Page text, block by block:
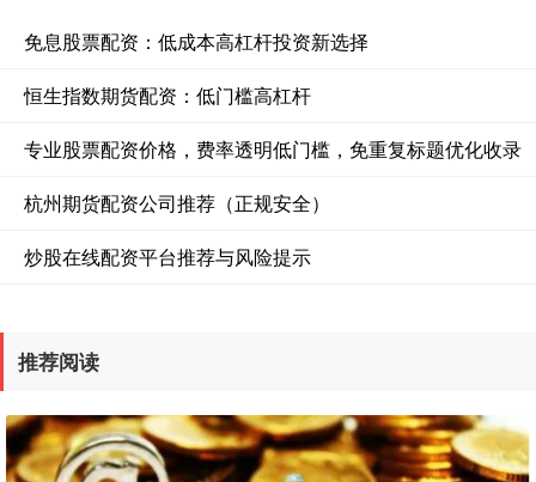
免息股票配资：低成本高杠杆投资新选择
恒生指数期货配资：低门槛高杠杆
专业股票配资价格，费率透明低门槛，免重复标题优化收录
杭州期货配资公司推荐（正规安全）
炒股在线配资平台推荐与风险提示
推荐阅读